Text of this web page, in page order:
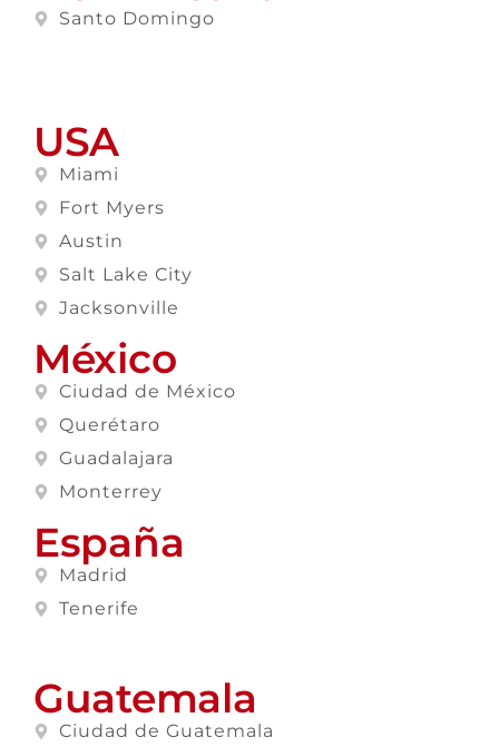
Santo Domingo
USA
Miami
Fort Myers
Austin
Salt Lake City
Jacksonville
México
Ciudad de México
Querétaro
Guadalajara
Monterrey
España
Madrid
Tenerife
Guatemala
Ciudad de Guatemala